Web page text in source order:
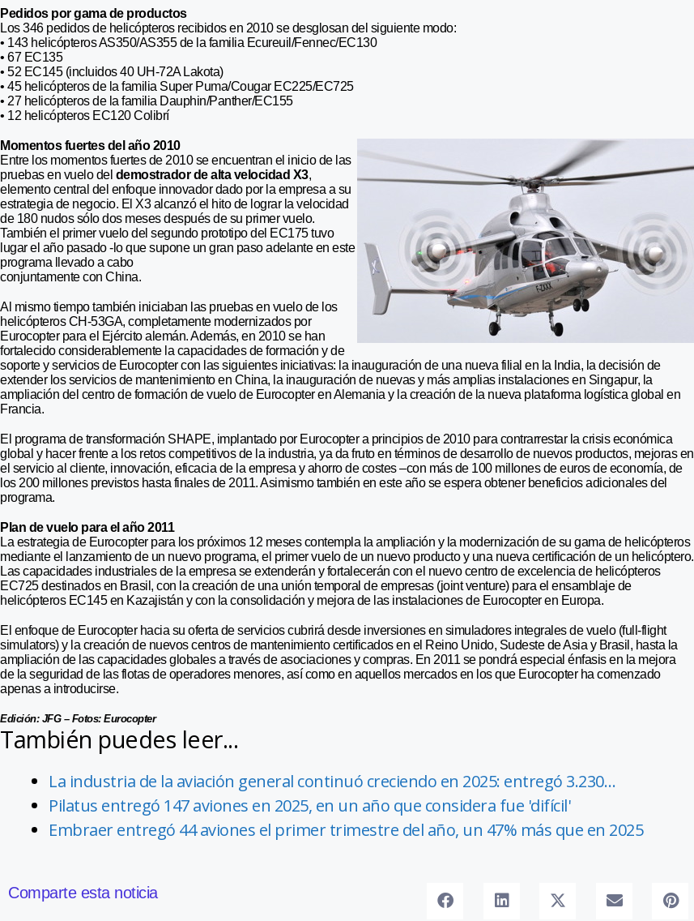
Pedidos por gama de productos
Los 346 pedidos de helicópteros recibidos en 2010 se desglosan del siguiente modo:
• 143 helicópteros AS350/AS355 de la familia Ecureuil/Fennec/EC130
• 67 EC135
• 52 EC145 (incluidos 40 UH-72A Lakota)
• 45 helicópteros de la familia Super Puma/Cougar EC225/EC725
• 27 helicópteros de la familia Dauphin/Panther/EC155
• 12 helicópteros EC120 Colibrí
Momentos fuertes del año 2010
Entre los momentos fuertes de 2010 se encuentran el inicio de las
pruebas en vuelo del demostrador de alta velocidad X3,
elemento central del enfoque innovador dado por la empresa a su
estrategia de negocio. El X3 alcanzó el hito de lograr la velocidad
de 180 nudos sólo dos meses después de su primer vuelo.
También el primer vuelo del segundo prototipo del EC175 tuvo
lugar el año pasado -lo que supone un gran paso adelante en este
programa llevado a cabo
conjuntamente con China.
Al mismo tiempo también iniciaban las pruebas en vuelo de los
helicópteros CH-53GA, completamente modernizados por
Eurocopter para el Ejército alemán. Además, en 2010 se han
fortalecido considerablemente la capacidades de formación y de
soporte y servicios de Eurocopter con las siguientes iniciativas: la inauguración de una nueva filial en la India, la decisión de
extender los servicios de mantenimiento en China, la inauguración de nuevas y más amplias instalaciones en Singapur, la
ampliación del centro de formación de vuelo de Eurocopter en Alemania y la creación de la nueva plataforma logística global en
Francia.
El programa de transformación SHAPE, implantado por Eurocopter a principios de 2010 para contrarrestar la crisis económica
global y hacer frente a los retos competitivos de la industria, ya da fruto en términos de desarrollo de nuevos productos, mejoras en
el servicio al cliente, innovación, eficacia de la empresa y ahorro de costes –con más de 100 millones de euros de economía, de
los 200 millones previstos hasta finales de 2011. Asimismo también en este año se espera obtener beneficios adicionales del
programa.
Plan de vuelo para el año 2011
La estrategia de Eurocopter para los próximos 12 meses contempla la ampliación y la modernización de su gama de helicópteros
mediante el lanzamiento de un nuevo programa, el primer vuelo de un nuevo producto y una nueva certificación de un helicóptero.
Las capacidades industriales de la empresa se extenderán y fortalecerán con el nuevo centro de excelencia de helicópteros
EC725 destinados en Brasil, con la creación de una unión temporal de empresas (joint venture) para el ensamblaje de
helicópteros EC145 en Kazajistán y con la consolidación y mejora de las instalaciones de Eurocopter en Europa.
El enfoque de Eurocopter hacia su oferta de servicios cubrirá desde inversiones en simuladores integrales de vuelo (full-flight
simulators) y la creación de nuevos centros de mantenimiento certificados en el Reino Unido, Sudeste de Asia y Brasil, hasta la
ampliación de las capacidades globales a través de asociaciones y compras. En 2011 se pondrá especial énfasis en la mejora
de la seguridad de las flotas de operadores menores, así como en aquellos mercados en los que Eurocopter ha comenzado
apenas a introducirse.
Edición: JFG – Fotos: Eurocopter
También puedes leer...
La industria de la aviación general continuó creciendo en 2025: entregó 3.230…
Pilatus entregó 147 aviones en 2025, en un año que considera fue 'difícil'
Embraer entregó 44 aviones el primer trimestre del año, un 47% más que en 2025
Comparte esta noticia